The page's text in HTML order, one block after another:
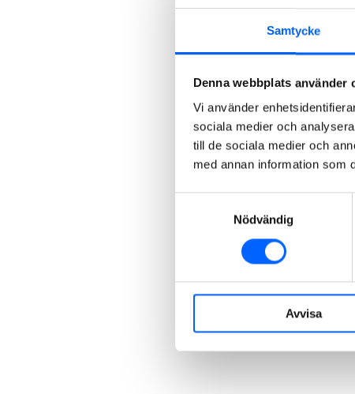
Samtycke
Denna webbplats använder
Vi använder
sociala medier och
till de sociala medier och
med annan information som
Nödvändig
Avvisa